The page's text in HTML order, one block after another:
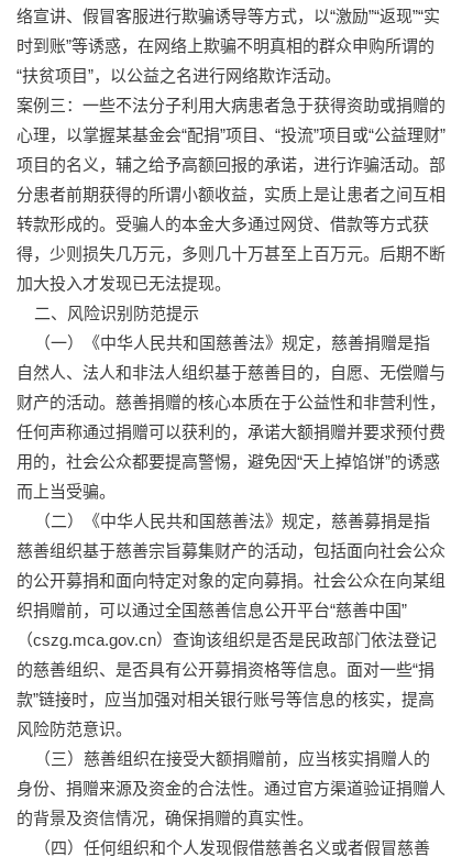
络宣讲、假冒客服进行欺骗诱导等方式，以“激励”“返现”“实
时到账”等诱惑，在网络上欺骗不明真相的群众申购所谓的
“扶贫项目”，以公益之名进行网络欺诈活动。
案例三：一些不法分子利用大病患者急于获得资助或捐赠的
心理，以掌握某基金会“配捐”项目、“投流”项目或“公益理财”
项目的名义，辅之给予高额回报的承诺，进行诈骗活动。部
分患者前期获得的所谓小额收益，实质上是让患者之间互相
转款形成的。受骗人的本金大多通过网贷、借款等方式获
得，少则损失几万元，多则几十万甚至上百万元。后期不断
加大投入才发现已无法提现。
二、风险识别防范提示
（一）《中华人民共和国慈善法》规定，慈善捐赠是指
自然人、法人和非法人组织基于慈善目的，自愿、无偿赠与
财产的活动。慈善捐赠的核心本质在于公益性和非营利性，
任何声称通过捐赠可以获利的，承诺大额捐赠并要求预付费
用的，社会公众都要提高警惕，避免因“天上掉馅饼”的诱惑
而上当受骗。
（二）《中华人民共和国慈善法》规定，慈善募捐是指
慈善组织基于慈善宗旨募集财产的活动，包括面向社会公众
的公开募捐和面向特定对象的定向募捐。社会公众在向某组
织捐赠前，可以通过全国慈善信息公开平台“慈善中国”
（cszg.mca.gov.cn）查询该组织是否是民政部门依法登记
的慈善组织、是否具有公开募捐资格等信息。面对一些“捐
款”链接时，应当加强对相关银行账号等信息的核实，提高
风险防范意识。
（三）慈善组织在接受大额捐赠前，应当核实捐赠人的
身份、捐赠来源及资金的合法性。通过官方渠道验证捐赠人
的背景及资信情况，确保捐赠的真实性。
（四）任何组织和个人发现假借慈善名义或者假冒慈善